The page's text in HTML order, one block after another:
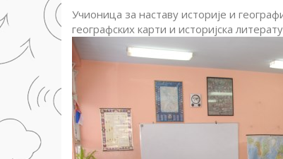
Учионица за наставу историје и
географских карти и историјска